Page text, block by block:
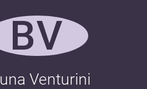
BV
Venturini